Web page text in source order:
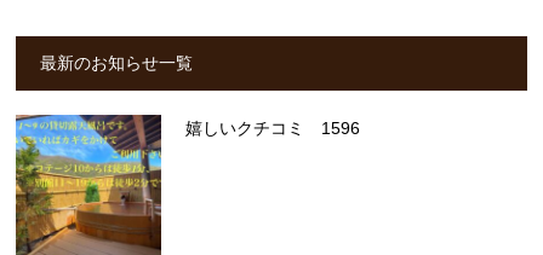
最新のお知らせ一覧
嬉しいクチコミ 1596